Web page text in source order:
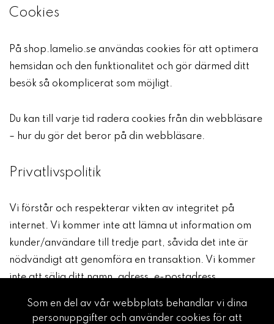
Som en del av vår webbplats behandlar vi dina
personuppgifter och använder cookies för att
Cookies
På shop.lamelio.se användas cookies för att optimera
hemsidan och den funktionalitet och gör därmed ditt
besök så okomplicerat som möjligt.
Du kan till varje tid radera cookies från din webbläsare
– hur du gör det beror på din webbläsare.
Privatlivspolitik
Vi förstår och respekterar vikten av integritet på
internet. Vi kommer inte att lämna ut information om
kunder/användare till tredje part, såvida det inte är
nödvändigt att genomföra en transaktion. Vi kommer
inte att sälja ditt namn, adress, e-postadress,
utan ditt föregående samtycke.